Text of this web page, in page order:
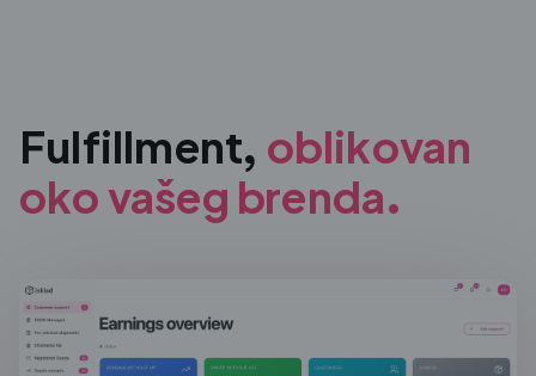
Fulfillment, oblikovan
okovašeg brenda.